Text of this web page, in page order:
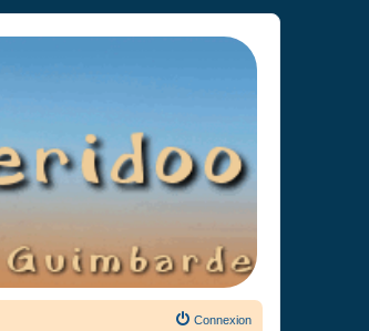
Connexion